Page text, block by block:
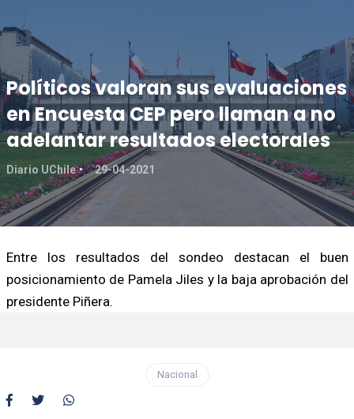
Políticos valoran sus evaluaciones
en Encuesta CEP pero llaman a no
adelantar resultados electorales
Diario UChile 29-04-2021
Entre los resultados del sondeo destacan el buen
posicionamiento de Pamela Jiles y la baja aprobación del
presidente Piñera.
Nacional